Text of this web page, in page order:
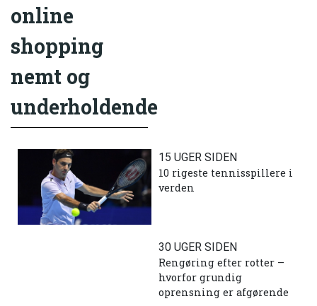
online
shopping
nemt og
underholdende
15 UGER SIDEN
10 rigeste tennisspillere i
verden
30 UGER SIDEN
Rengøring efter rotter –
hvorfor grundig
oprensning er afgørende